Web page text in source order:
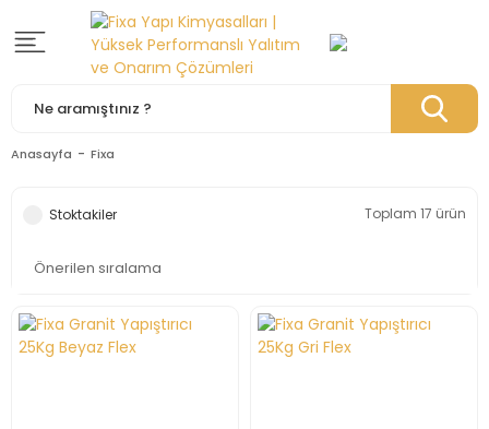
Anasayfa Fixa
Stoktakiler Toplam 17 ürün